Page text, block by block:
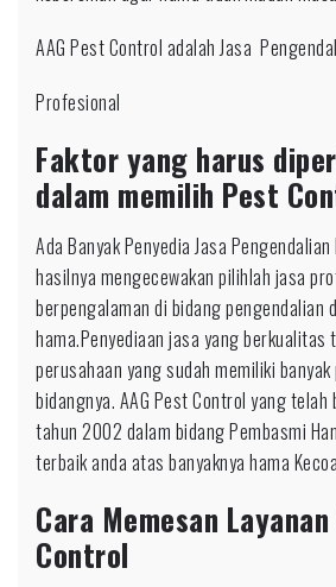
AAG Pest Control adalah Jasa
Profesional
Faktor yang harus
dalam memilih Pest
Ada Banyak Penyedia Jasa Pengendalian
hasilnya mengecewakan pilihlah jasa
berpengalaman di bidang pengendalian
hama.Penyediaan jasa yang
perusahaan yang sudah memiliki
bidangnya. AAG Pest Control yang
tahun 2002 dalam bidang Pembasmi
terbaik anda atas banyaknya hama
Cara Memesan
Control